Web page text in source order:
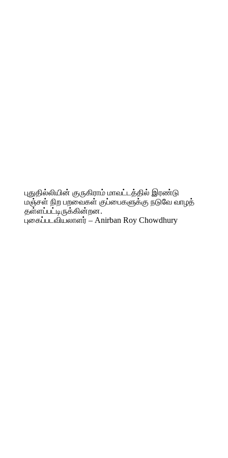
புதுதில்லியின் குருகிராம் மாவட்டத்தில் இரண்டு
மஞ்சள் நிற பறவைகள் குப்பைகளுக்கு நடுவே வாழத்
தள்ளப்பட்டிருக்கின்றன.
புகைப்படவியலாளர் – Anirban Roy Chowdhury